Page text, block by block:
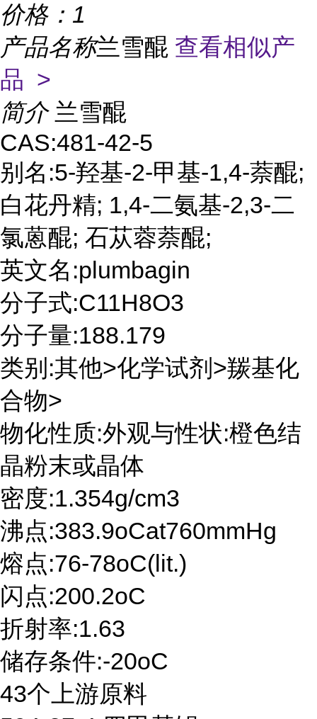
价格： 1
产品名称兰雪醌 查看相似产
品 >
简介 兰雪醌
CAS:481-42-5
别名:5-羟基-2-甲基-1,4-萘醌;
白花丹精; 1,4-二氨基-2,3-二
氯蒽醌; 石苁蓉萘醌;
英文名:plumbagin
分子式:C11H8O3
分子量:188.179
类别:其他>化学试剂>羰基化
合物>
物化性质:外观与性状:橙色结
晶粉末或晶体
密度:1.354g/cm3
沸点:383.9oCat760mmHg
熔点:76-78oC(lit.)
闪点:200.2oC
折射率:1.63
储存条件:-20oC
43个上游原料